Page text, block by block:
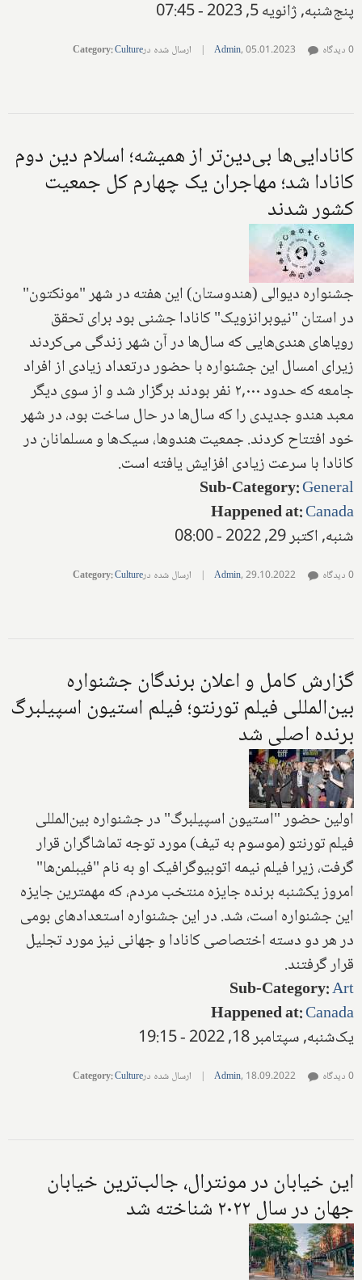
پنج‌شنبه, ژانویه 5, 2023 - 07:45
Admin,05.01.2023
| ارسال شده در Category:Culture 0 دیدگاه
کانادایی‌ها بی‌دین‌تر از همیشه؛ اسلام دین دوم
کانادا شد؛ مهاجران یک چهارم کل جمعیت
کشور شدند
جشنواره دیوالی (هندوستان) این هفته در شهر "مونکتون"
در استان "نیوبرانزویک" کانادا جشنی بود برای تحقق
رویاهای هندی‌هایی که سال‌ها در آن شهر زندگی می‌کردند
زیرای امسال این جشنواره با حضور درتعداد زیادی از افراد
جامعه که حدود ۲,۰۰۰ نفر بودند برگزار شد و از سوی دیگر
معبد هندو جدیدی ‌را که سال‌ها در حال ساخت بود، در شهر
خود افتتاح کردند. جمعیت هندوها، سیک‌ها و مسلمانان در
کانادا با سرعت زیادی افزایش یافته است.
Sub-Category:General
Happened at:Canada
شنبه, اکتبر 29, 2022 - 08:00
Admin,29.10.2022
| ارسال شده در Category:Culture 0 دیدگاه
گزارش کامل و اعلان برندگان جشنواره
بین‌المللی فیلم تورنتو؛ فیلم استیون اسپیلبرگ
برنده اصلی شد
اولین حضور "استیون اسپیلبرگ" در جشنواره بین‌المللی
فیلم تورنتو (موسوم به تیف) مورد توجه تماشاگران قرار
گرفت، زیرا فیلم نیمه اتوبیوگرافیک او به نام "فیبلمن‌ها"
امروز یکشنبه برنده جایزه منتخب مردم، که مهمترین جایزه
این جشنواره است، شد. در این جشنواره استعدادهای بومی
در هر دو دسته اختصاصی کانادا و جهانی نیز مورد تجلیل
قرار گرفتند.
Sub-Category:Art
Happened at:Canada
یک‌شنبه, سپتامبر 18, 2022 - 19:15
Admin, 18.09.2022
| ارسال شده در Category:Culture 0 دیدگاه
این خیابان در مونترال، جالب‌ترین خیابان
جهان در سال ۲۰۲۲ شناخته شد